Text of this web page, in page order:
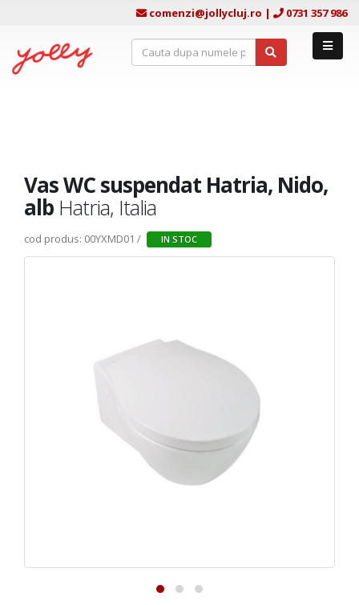
comenzi@jollycluj.ro | 0731 357 986
Vas WC suspendat Hatria, Nido,
alb Hatria, Italia
cod produs: 00YXMD01 / IN STOC